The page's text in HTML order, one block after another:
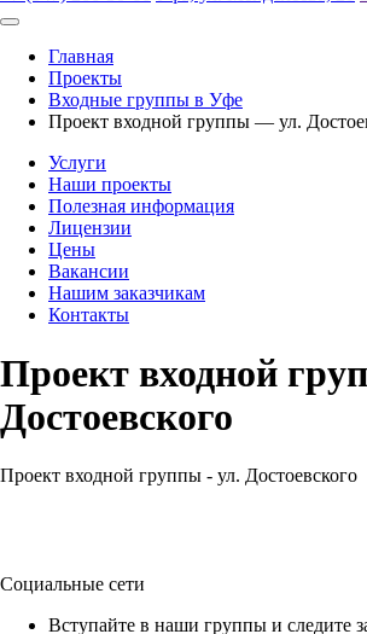
Главная
Проекты
Входные группы в Уфе
Проект входной группы — ул.
Услуги
Наши проекты
Полезная информация
Лицензии
Цены
Вакансии
Нашим заказчикам
Контакты
Проект входной
Достоевского
Проект входной группы - ул. Достоевского
Социальные сети
Вступайте в наши группы и следите